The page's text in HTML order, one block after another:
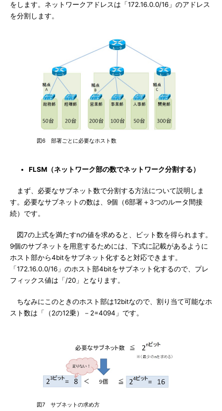
をします。ネットワークアドレスは「172.16.0.0/16」のアドレス
を分割します。
図6 部署ごとに必要なホスト数
FLSM（ネットワーク部の数でネットワーク分割する）
まず、必要なサブネット数で分割する方法について説明しま
す。必要なサブネットの数は、9個（6部署＋3つのルータ間接
続）です。
図7の上式を満たすnの値を求めると、ビット数を得られます。
9個のサブネットを用意するためには、下式に記載があるように
ホスト部から4bitをサブネット化すると対応できます。
「172.16.0.0/16」のホスト部4bitをサブネット化するので、プレ
フィックス値は「/20」となります。
ちなみにこのときのホスト部は12bitなので、割り当て可能なホ
スト数は「（2の12乗）－2=4094」です。
図7 サブネットの求め方